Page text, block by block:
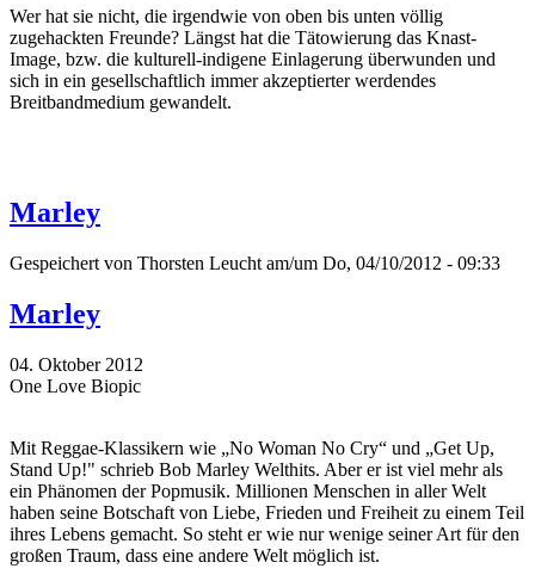
Wer hat sie nicht, die irgendwie von oben bis unten völlig
zugehackten Freunde? Längst hat die Tätowierung das Knast-
Image, bzw. die kulturell-indigene Einlagerung überwunden und
sich in ein gesellschaftlich immer akzeptierter werdendes
Breitbandmedium gewandelt.
Marley
Gespeichert von Thorsten Leucht am/um Do, 04/10/2012 - 09:33
Marley
04. Oktober 2012
One Love Biopic
Mit Reggae-Klassikern wie „No Woman No Cry“ und „Get Up,
Stand Up!" schrieb Bob Marley Welthits. Aber er ist viel mehr als
ein Phänomen der Popmusik. Millionen Menschen in aller Welt
haben seine Botschaft von Liebe, Frieden und Freiheit zu einem Teil
ihres Lebens gemacht. So steht er wie nur wenige seiner Art für den
großen Traum, dass eine andere Welt möglich ist.